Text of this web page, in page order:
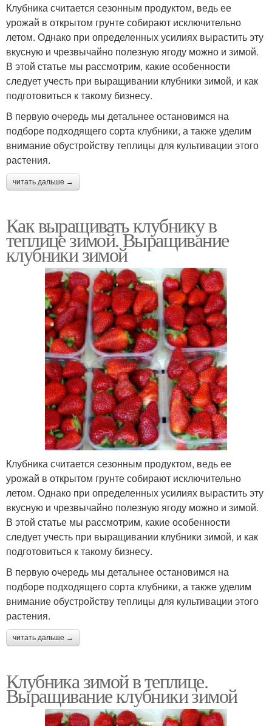
Клубника считается сезонным продуктом, ведь ее
урожай в открытом грунте собирают исключительно
летом. Однако при определенных усилиях вырастить эту
вкусную и чрезвычайно полезную ягоду можно и зимой.
В этой статье мы рассмотрим, какие особенности
следует учесть при выращивании клубники зимой, и как
подготовиться к такому бизнесу.
В первую очередь мы детальнее остановимся на
подборе подходящего сорта клубники, а также уделим
внимание обустройству теплицы для культивации этого
растения.
читать дальше →
Как выращивать клубнику в
теплице зимой. Выращивание
клубники зимой
Клубника считается сезонным продуктом, ведь ее
урожай в открытом грунте собирают исключительно
летом. Однако при определенных усилиях вырастить эту
вкусную и чрезвычайно полезную ягоду можно и зимой.
В этой статье мы рассмотрим, какие особенности
следует учесть при выращивании клубники зимой, и как
подготовиться к такому бизнесу.
В первую очередь мы детальнее остановимся на
подборе подходящего сорта клубники, а также уделим
внимание обустройству теплицы для культивации этого
растения.
читать дальше →
Клубника зимой в теплице.
Выращивание клубники зимой